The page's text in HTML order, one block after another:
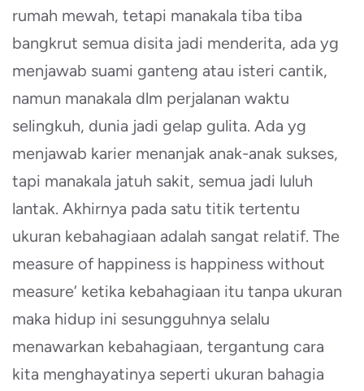
rumah mewah, tetapi manakala tiba tiba
bangkrut semua disita jadi menderita, ada yg
menjawab suami ganteng atau isteri cantik,
namun manakala dlm perjalanan waktu
selingkuh, dunia jadi gelap gulita. Ada yg
menjawab karier menanjak anak-anak sukses,
tapi manakala jatuh sakit, semua jadi luluh
lantak. Akhirnya pada satu titik tertentu
ukuran kebahagiaan adalah sangat relatif. The
measure of happiness is happiness without
measure’ ketika kebahagiaan itu tanpa ukuran
maka hidup ini sesungguhnya selalu
menawarkan kebahagiaan, tergantung cara
kita menghayatinya seperti ukuran bahagia